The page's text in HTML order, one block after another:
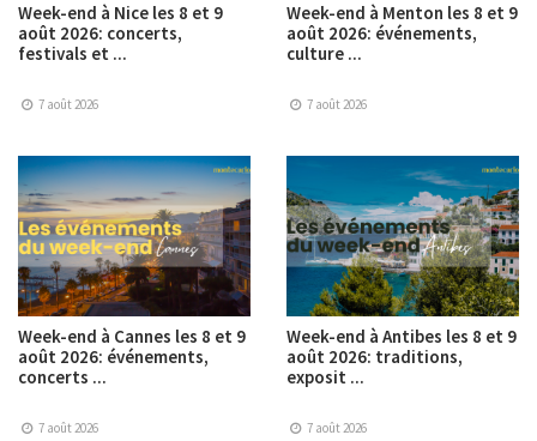
Week-end à Nice les 8 et 9
août 2026: concerts,
festivals et ...
7 août 2026
Week-end à Menton les 8 et 9
août 2026: événements,
culture ...
7 août 2026
Week-end à Cannes les 8 et 9
août 2026: événements,
concerts ...
7 août 2026
Week-end à Antibes les 8 et 9
août 2026: traditions,
exposit ...
7 août 2026